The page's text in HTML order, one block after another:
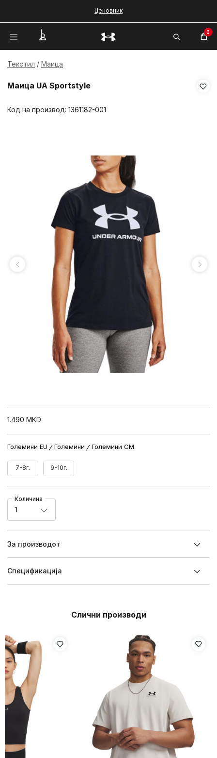
Ценовник
0
Текстил Маица
Маица UA Sportstyle
Код на производ: 1361182-001
1.490 MKD
Големини EU Големини Големини CM
7-8г. 9-10г.
Количина
1
За производот
Спецификацијa
Слични производи